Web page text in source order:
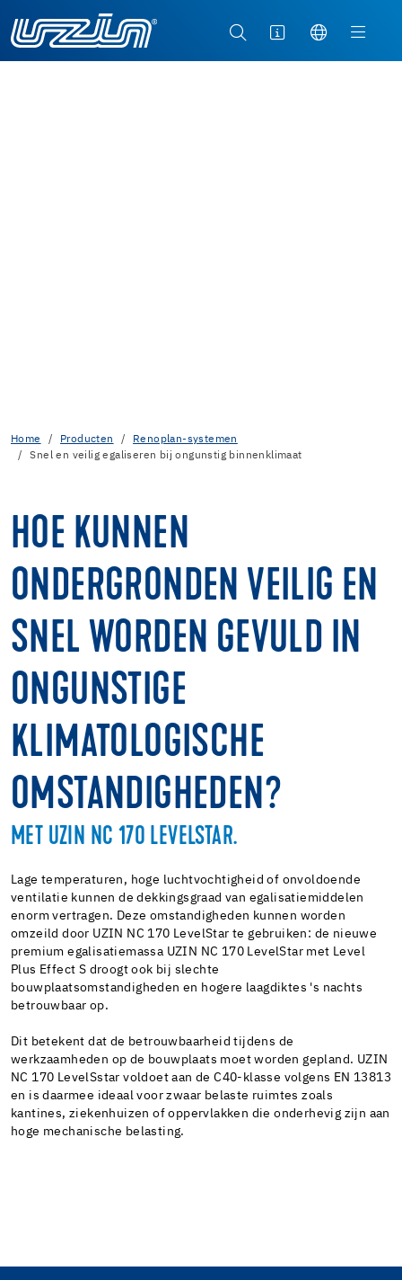
Home Producten
Renoplan-systemen
Snel en veilig egaliseren bij ongunstig binnenklimaat
HOE KUNNEN
ONDERGRONDEN VEILIG EN
SNEL WORDEN GEVULD IN
ONGUNSTIGE
KLIMATOLOGISCHE
OMSTANDIGHEDEN?
MET UZIN NC 170 LEVELSTAR.
Lage temperaturen, hoge luchtvochtigheid of onvoldoende
ventilatie kunnen de dekkingsgraad van egalisatiemiddelen
enorm vertragen. Deze omstandigheden kunnen worden
omzeild door UZIN NC 170 LevelStar te gebruiken: de nieuwe
premium egalisatiemassa UZIN NC 170 LevelStar met Level
Plus Effect S droogt ook bij slechte
bouwplaatsomstandigheden en hogere laagdiktes 's nachts
betrouwbaar op.
Dit betekent dat de betrouwbaarheid tijdens de
werkzaamheden op de bouwplaats moet worden gepland. UZIN
NC 170 LevelSstar voldoet aan de C40-klasse volgens EN 13813
en is daarmee ideaal voor zwaar belaste ruimtes zoals
kantines, ziekenhuizen of oppervlakken die onderhevig zijn aan
hoge mechanische belasting.